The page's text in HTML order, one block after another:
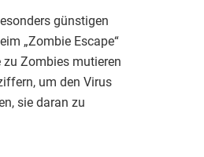
günstigen
„Zombie Escape“
zu Zombies mutieren
um den Virus
sie daran zu